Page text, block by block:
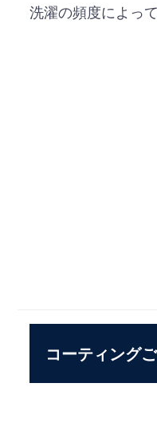
洗濯の頻度によっ
コーティング